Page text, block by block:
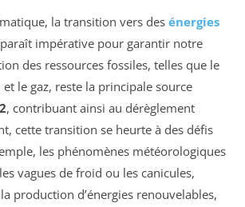
la transition vers des énergies
impérative pour garantir notre
des ressources fossiles, telles que le
le gaz, reste la principale source
, contribuant ainsi au dérèglement
cette transition se heurte à des défis
les phénomènes météorologiques
vagues de froid ou les canicules,
production d’énergies renouvelables,